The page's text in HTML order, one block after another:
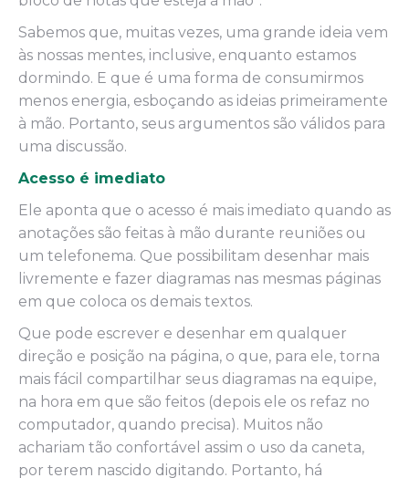
Sabemos que, muitas vezes, uma grande ideia vem
às nossas mentes, inclusive, enquanto estamos
dormindo. E que é uma forma de consumirmos
menos energia, esboçando as ideias primeiramente
à mão. Portanto, seus argumentos são válidos para
uma discussão.
Acesso é imediato
Ele aponta que o acesso é mais imediato quando as
anotações são feitas à mão durante reuniões ou
um telefonema. Que possibilitam desenhar mais
livremente e fazer diagramas nas mesmas páginas
em que coloca os demais textos.
Que pode escrever e desenhar em qualquer
direção e posição na página, o que, para ele, torna
mais fácil compartilhar seus diagramas na equipe,
na hora em que são feitos (depois ele os refaz no
computador, quando precisa). Muitos não
achariam tão confortável assim o uso da caneta,
por terem nascido digitando. Portanto, há